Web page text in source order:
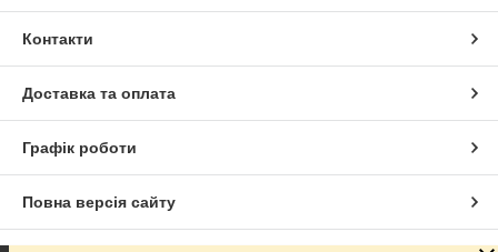
Контакти
Доставка та оплата
Графік роботи
Повна версія сайту